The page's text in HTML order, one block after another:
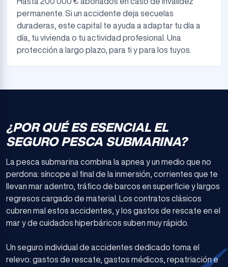
permanente. Si un accidente deja secuelas
duraderas, este capital te ayuda a adaptar tu día a
día, tu vivienda o tu actividad profesional. Una
protección a largo plazo, para ti y para los tuyos.
¿POR QUÉ ES ESENCIAL EL
SEGURO PESCA SUBMARINA?
La pesca submarina combina la apnea y un medio que no
perdona: síncope al final de la inmersión, corrientes que te
llevan mar adentro, tráfico de barcos en superficie y largos
regresos cargado de material. Los contratos clásicos
cubren mal estos accidentes, y los gastos de rescate en el
mar y de cuidados hiperbáricos suben muy rápido.
Un seguro individual de accidentes dedicado toma el
relevo: gastos de rescate, gastos médicos, repatriación e